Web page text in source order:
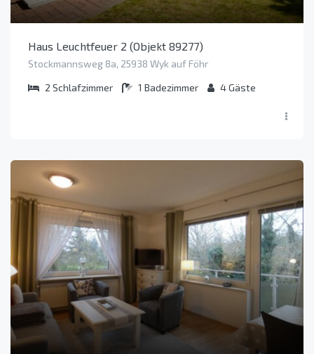
Haus Leuchtfeuer 2 (Objekt 89277)
Stockmannsweg 8a, 25938 Wyk auf Föhr
2 Schlafzimmer 1 Badezimmer 4Gäste